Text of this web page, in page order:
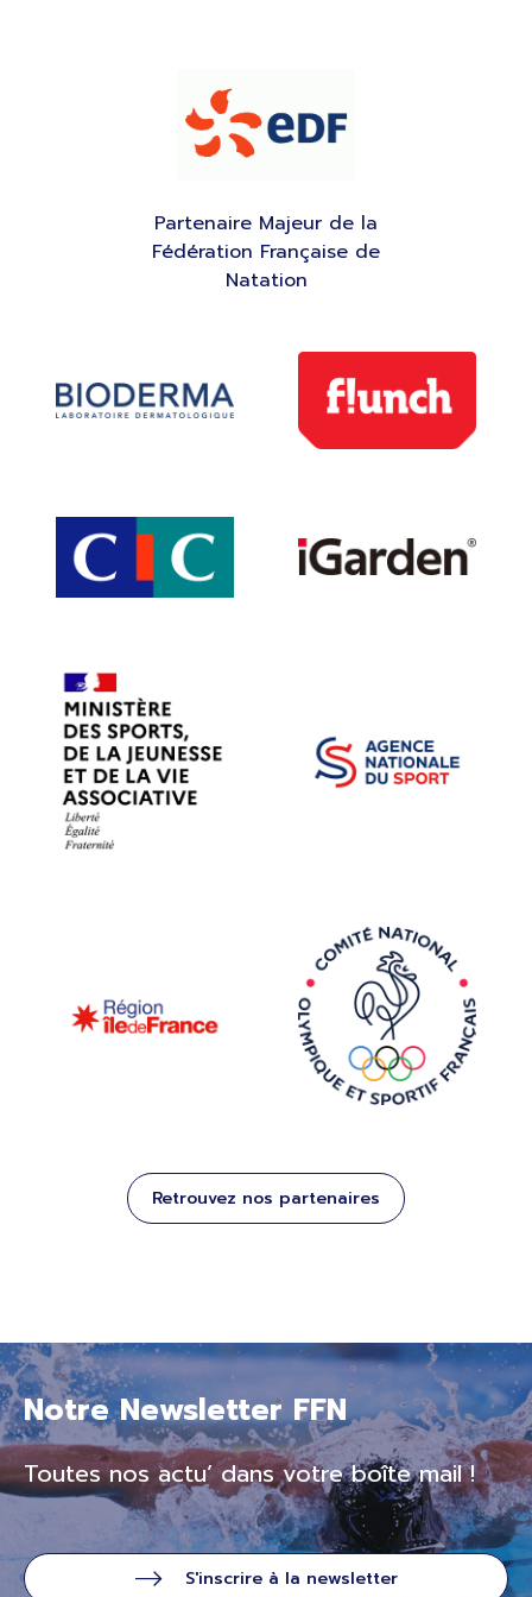
Partenaire Majeur de la
Fédération Française de
Natation
Retrouvez nos partenaires
Notre Newsletter FFN
Toutes nos actu’ dans votre boîte mail !
S'inscrire à la newsletter